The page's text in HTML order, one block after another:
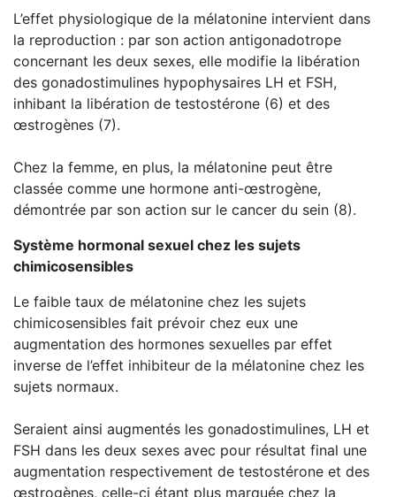
L’effet physiologique de la mélatonine intervient dans
la reproduction : par son action antigonadotrope
concernant les deux sexes, elle modifie la libération
des gonadostimulines hypophysaires LH et FSH,
inhibant la libération de testostérone (6) et des
œstrogènes (7).
Chez la femme, en plus, la mélatonine peut être
classée comme une hormone anti-œstrogène,
démontrée par son action sur le cancer du sein (8).
Système hormonal sexuel chez les sujets
chimicosensibles
Le faible taux de mélatonine chez les sujets
chimicosensibles fait prévoir chez eux une
augmentation des hormones sexuelles par effet
inverse de l’effet inhibiteur de la mélatonine chez les
sujets normaux.
Seraient ainsi augmentés les gonadostimulines, LH et
FSH dans les deux sexes avec pour résultat final une
augmentation respectivement de testostérone et des
œstrogènes, celle-ci étant plus marquée chez la